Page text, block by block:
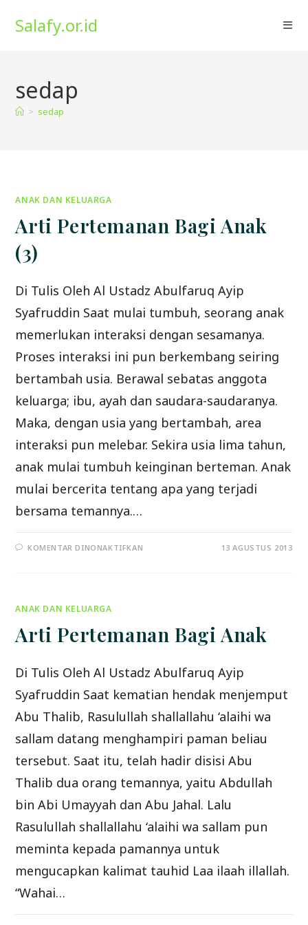
Salafy.or.id
sedap
> sedap
ANAK DAN KELUARGA
Arti Pertemanan Bagi Anak
(3)
Di Tulis Oleh Al Ustadz Abulfaruq Ayip
Syafruddin Saat mulai tumbuh, seorang anak
memerlukan interaksi dengan sesamanya.
Proses interaksi ini pun berkembang seiring
bertambah usia. Berawal sebatas anggota
keluarga; ibu, ayah dan saudara-saudaranya.
Maka, dengan usia yang bertambah, area
interaksi pun melebar. Sekira usia lima tahun,
anak mulai tumbuh keinginan berteman. Anak
mulai bercerita tentang apa yang terjadi
bersama temannya.…
KOMENTAR DINONAKTIFKAN 13 AGUSTUS 2013
ANAK DAN KELUARGA
Arti Pertemanan Bagi Anak
Di Tulis Oleh Al Ustadz Abulfaruq Ayip
Syafruddin Saat kematian hendak menjemput
Abu Thalib, Rasulullah shallallahu ‘alaihi wa
sallam datang menghampiri paman beliau
tersebut. Saat itu, telah hadir disisi Abu
Thalib dua orang temannya, yaitu Abdullah
bin Abi Umayyah dan Abu Jahal. Lalu
Rasulullah shallallahu ‘alaihi wa sallam pun
meminta kepada pamannya untuk
mengucapkan kalimat tauhid Laa ilaah illallah.
“Wahai…